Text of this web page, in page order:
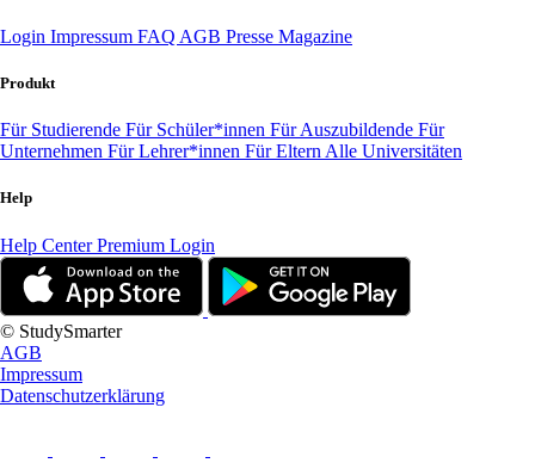
Login Impressum FAQ AGB Presse Magazine
Produkt
Für Studierende Für Schüler*innen Für Auszubildende Für
Unternehmen Für Lehrer*innen Für Eltern Alle Universitäten
Help
Help CenterPremium Login
© StudySmarter
AGB
Impressum
Datenschutzerklärung